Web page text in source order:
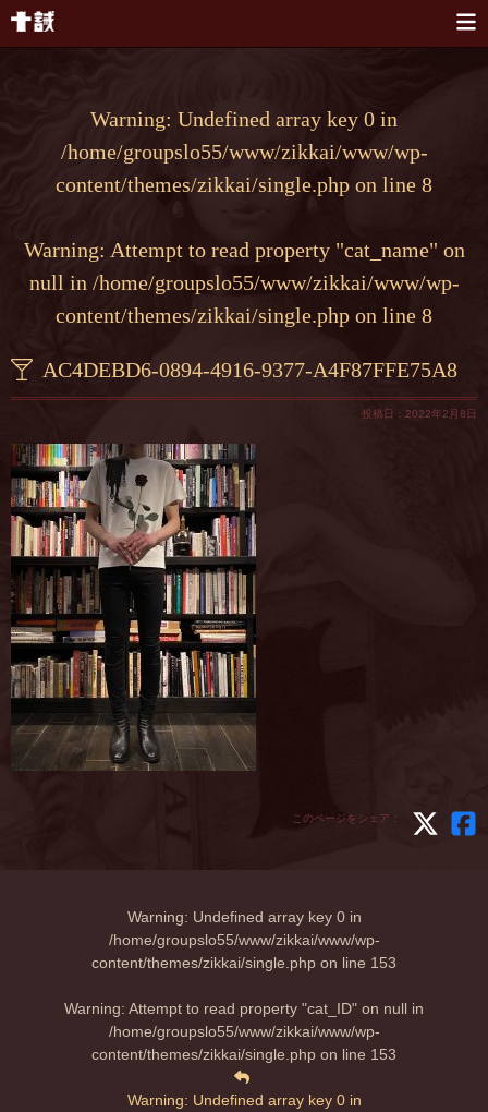
Warning: Undefined array key 0 in
/home/groupslo55/www/zikkai/www/wp-
content/themes/zikkai/single.php on line 8
Warning: Attempt to read property "cat_name" on
null in /home/groupslo55/www/zikkai/www/wp-
content/themes/zikkai/single.php on line 8
AC4DEBD6-0894-4916-9377-A4F87FFE75A8
投稿日：2022年2月8日
このページをシェア：
Warning: Undefined array key 0 in
/home/groupslo55/www/zikkai/www/wp-
content/themes/zikkai/single.php on line 153
Warning: Attempt to read property "cat_ID" on null in
/home/groupslo55/www/zikkai/www/wp-
content/themes/zikkai/single.php on line 153
Warning: Undefined array key 0 in